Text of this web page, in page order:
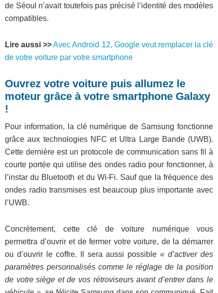
de Séoul n’avait toutefois pas précisé l’identité des modèles
compatibles.
Lire aussi >>Avec Android 12, Google veut remplacer la clé
de votre voiture par votre smartphone
Ouvrez votre voiture puis allumez le
moteur grâce à votre smartphone Galaxy
!
Pour information, la clé numérique de Samsung fonctionne
grâce aux technologies NFC et Ultra Large Bande (UWB).
Cette dernière est un protocole de communication sans fil à
courte portée qui utilise des ondes radio pour fonctionner, à
l’instar du Bluetooth et du Wi-Fi. Sauf que la fréquence des
ondes radio transmises est beaucoup plus importante avec
l’UWB.
Concrètement, cette clé de voiture numérique vous
permettra d’ouvrir et de fermer votre voiture, de la démarrer
ou d’ouvrir le coffre. Il sera aussi possible« d’activer des
paramètres personnalisés comme le réglage de la position
de votre siège et de vos rétroviseurs avant d’entrer dans le